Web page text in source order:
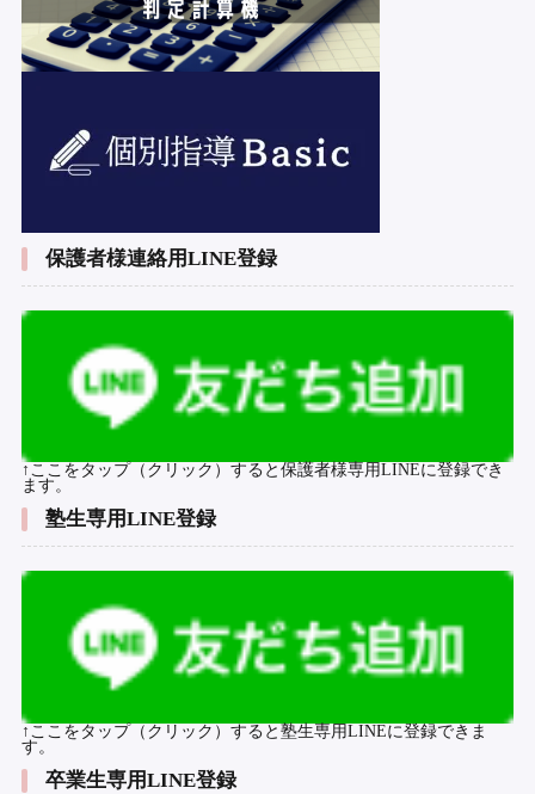
保護者様連絡用LINE登録
↑ここをタップ（クリック）すると保護者様専用LINEに登録でき
ます。
塾生専用LINE登録
↑ここをタップ（クリック）すると塾生専用LINEに登録できま
す。
卒業生専用LINE登録